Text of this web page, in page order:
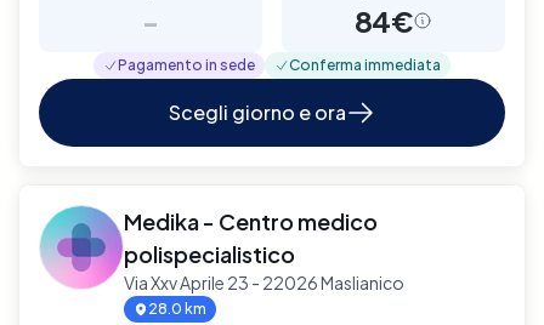
- 84€
Pagamento in sede Conferma immediata
Scegli giorno e ora
Medika - Centro medico
polispecialistico
Via Xxv Aprile 23 - 22026 Maslianico
28.0 km